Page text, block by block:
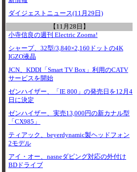
ダイジェストニュース(11月29日)
【11月28日】
小寺信良の週刊 Electric Zooma!
シャープ、32型/3,840×2,160ドットの4K
IGZO液晶
JCN、KDDI「Smart TV Box」利用のCATV
サービスを開始
ゼンハイザー、「IE 800」の発売日を12月4
日に決定
ゼンハイザー、実売13,000円の新カナル型
「CX985」
ティアック、beyerdynamic製ヘッドフォン
2モデル
アイ・オー、nasneダビング対応の外付け
BDドライブ